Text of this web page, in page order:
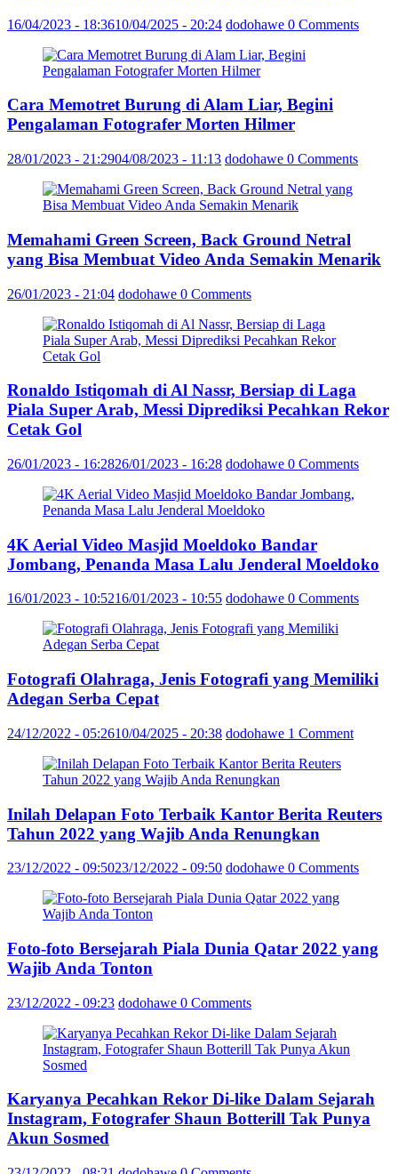
16/04/2023 - 18:3610/04/2025 - 20:24 dodohawe 0 Comments
Cara Memotret Burung di Alam Liar, Begini
Pengalaman Fotografer Morten Hilmer
28/01/2023 - 21:2904/08/2023 - 11:13 dodohawe 0 Comments
Memahami Green Screen, Back Ground Netral
yang Bisa Membuat Video Anda Semakin Menarik
26/01/2023 - 21:04 dodohawe 0 Comments
Ronaldo Istiqomah di Al Nassr, Bersiap di Laga
Piala Super Arab, Messi Diprediksi Pecahkan Rekor
Cetak Gol
26/01/2023 - 16:2826/01/2023 - 16:28 dodohawe 0 Comments
4K Aerial Video Masjid Moeldoko Bandar
Jombang, Penanda Masa Lalu Jenderal Moeldoko
16/01/2023 - 10:5216/01/2023 - 10:55 dodohawe 0 Comments
Fotografi Olahraga, Jenis Fotografi yang Memiliki
Adegan Serba Cepat
24/12/2022 - 05:2610/04/2025 - 20:38 dodohawe 1 Comment
Inilah Delapan Foto Terbaik Kantor Berita Reuters
Tahun 2022 yang Wajib Anda Renungkan
23/12/2022 - 09:5023/12/2022 - 09:50 dodohawe 0 Comments
Foto-foto Bersejarah Piala Dunia Qatar 2022 yang
Wajib Anda Tonton
23/12/2022 - 09:23 dodohawe 0 Comments
Karyanya Pecahkan Rekor Di-like Dalam Sejarah
Instagram, Fotografer Shaun Botterill Tak Punya
Akun Sosmed